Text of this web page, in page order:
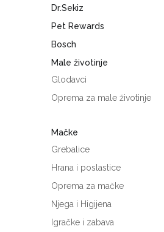
Dr.Sekiz
Pet Rewards
Bosch
Male životinje
Glodavci
Oprema za male životinje
Mačke
Grebalice
Hrana i poslastice
Oprema za mačke
Njega i Higijena
Igračke i zabava